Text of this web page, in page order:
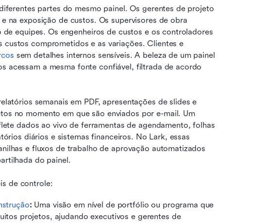
partes do mesmo painel. Os gerentes de projeto
na exposição de custos. Os supervisores de obra
equipes. Os engenheiros de custos e os controladores
custos comprometidos e as variações. Clientes e
sem detalhes internos sensíveis. A beleza de um painel
acessam a mesma fonte confiável, filtrada de acordo
semanais em PDF, apresentações de slides e
no momento em que são enviados por e-mail. Um
dados ao vivo de ferramentas de agendamento, folhas
diários e sistemas financeiros. No Lark, essas
e fluxos de trabalho de aprovação automatizados
do painel.
de controle:
: Uma visão em nível de portfólio ou programa que
projetos, ajudando executivos e gerentes de